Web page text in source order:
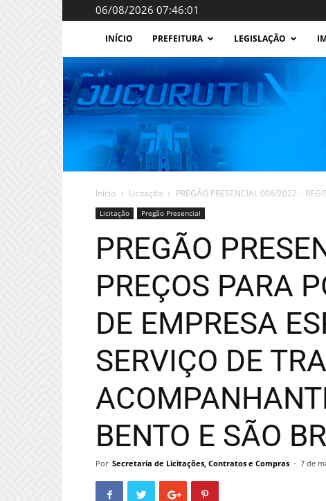
06/08/2026 07:46:01
INÍCIO PREFEITURA LEGISLAÇÃO
Início Licitação PREGÃO PRESENCIAL 006/2022 –
Licitação Pregão Presencial
PREGÃO
PREÇOS PARA
DE EMPRESA
SERVIÇO DE
BENTO E SÃO
Por Secretaria de Licitações, Contratos e Compras - 7 de